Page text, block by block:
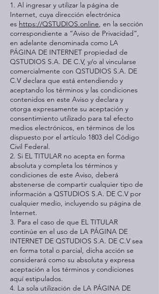
1. Al ingresar y utilizar la página de
Internet, cuya dirección electrónica
es https://QSTUDIOS.online, en la sección
correspondiente a “Aviso de Privacidad”,
en adelante denominada como LA
PÁGINA DE INTERNET propiedad de
QSTUDIOS S.A. DE C.V, y/o al vincularse
comercialmente con QSTUDIOS S.A. DE
C.V declara que está entendiendo y
aceptando los términos y las condiciones
contenidos en este Aviso y declara y
otorga expresamente su aceptación y
consentimiento utilizado para tal efecto
medios electrónicos, en términos de los
dispuesto por el artículo 1803 del Código
Civil Federal.
2. Si EL TITULAR no acepta en forma
absoluta y completa los términos y
condiciones de este Aviso, deberá
abstenerse de compartir cualquier tipo de
información a QSTUDIOS S.A. DE C.V por
cualquier medio, incluyendo su página de
Internet.
3. Para el caso de que EL TITULAR
continúe en el uso de LA PÁGINA DE
INTERNET DE QSTUDIOS S.A. DE C.V sea
en forma total o parcial, dicha acción se
considerará como su absoluta y expresa
aceptación a los términos y condiciones
aquí estipulados.
4. La sola utilización de LA PÁGINA DE